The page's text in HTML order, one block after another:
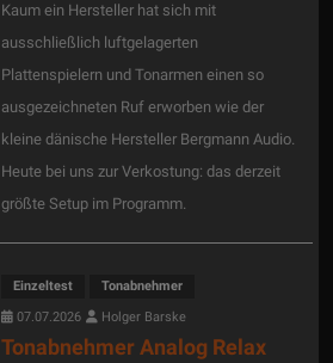
Kaum ein Hersteller hat sich mit
ausschließlich luftgelagerten
Plattenspielern und Tonarmen einen so
ausgezeichneten Ruf erworben wie der
kleine dänische Hersteller Bergmann Audio.
Heute bei uns zur Verkostung: das derzeit
größte Setup im Programm.
Einzeltest
Tonabnehmer
07.07.2026
Holger Barske
Tonabnehmer Analog Relax